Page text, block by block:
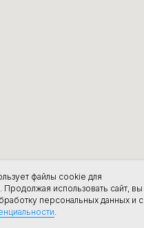
файлы cookie для
использовать сайт, вы
персональных данных и с
.